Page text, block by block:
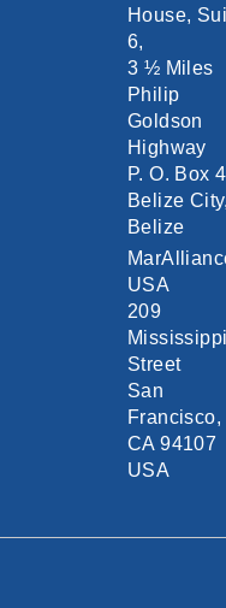
House,
6,
3 ½ Miles
Philip
Goldson
Highway
P. O. Box
Belize City,
Belize
USA
209
Mississippi
Street
San
Francisco,
CA 94107
USA